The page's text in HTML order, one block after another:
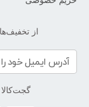
از
گجت‌کالا